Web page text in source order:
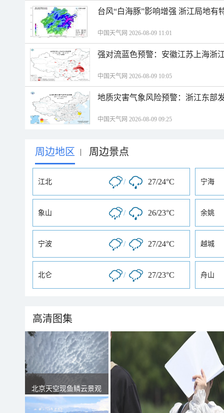
台风“白海豚”影响增强 浙江局地有
中国天气网 2026-08-09 11:01
强对流蓝色预警：安徽江苏上海浙
中国天气网 2026-08-09 10:05
地质灾害气象风险预警：浙江东部
中国天气网 2026-08-09 09:25
周边地区 | 周边景点
江北 / 27/24°C 宁海
象山 / 26/23°C 余姚
宁波 / 27/24°C 越城
北仑 / 27/23°C 舟山
高清图集
北京天空现鱼鳞云景观